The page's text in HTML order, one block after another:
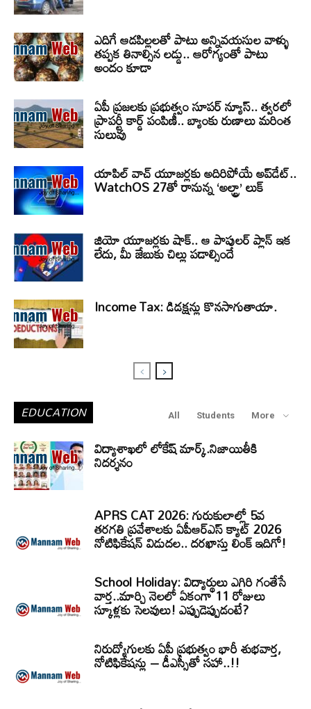
ఎదిగే ఆడపిల్లలతో పాటు అన్నివయసుల వాళ్ళు
తప్పక తినాల్సిన లడ్డు.. ఆరోగ్యంతో పాటు
అందం కూడా
ఏపీ ప్రజలకు ప్రభుత్వం సూపర్ న్యూస్.. త్వరలో
ప్రాపర్టీ కార్డ్ పంపిణీ.. బ్యాంకు రుణాలు మరింత
సులువు
యాపిల్ వాచ్ యూజర్లకు అదిరిపోయే అప్‌డేట్..
WatchOS 27తో రానున్న ‘అల్ట్రా’ లుక్
జియో యూజర్లకు షాక్.. ఆ పాపులర్ ప్లాన్ ఇక
లేదు, మీ జేబుకు చిల్లు పడాల్సిందే
Income Tax: డిడక్షన్లు కొనసాగుతాయా.
EDUCATION All Students More
విద్యాశాఖలో లోకేష్ మార్క్.నిజాయితీకి
నిదర్శనం
APRS CAT 2026: గురుకులాల్లో 5వ
తరగతి ప్రవేశాలకు ఏపీఆర్‌ఎస్‌ క్యాట్‌ 2026
నోటిఫికేషన్‌ విడుదల.. దరఖాస్తు లింక్‌ ఇదిగో!
School Holiday: విద్యార్థులు ఎగిరి గంతేసే
వార్త..మార్చి నెలలో ఏకంగా 11 రోజులు
స్కూళ్లకు సెలవులు! ఎప్పుడెప్పుడంటే?
నిరుద్యోగులకు ఏపీ ప్రభుత్వం భారీ శుభవార్త,
నోటిఫికేషన్లు – డీఎస్సీతో సహా..!!